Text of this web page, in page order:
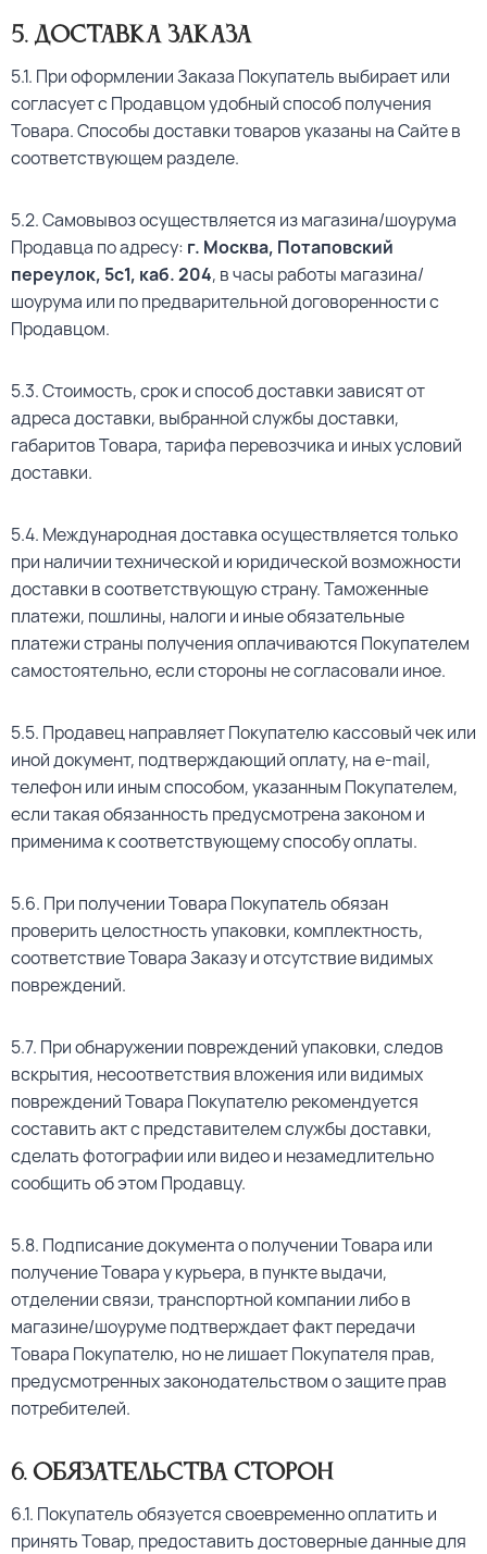
5. Доставка Заказа
5.1. При оформлении Заказа Покупатель выбирает или
согласует с Продавцом удобный способ получения
Товара. Способы доставки товаров указаны на Сайте в
соответствующем разделе.
5.2. Самовывоз осуществляется из магазина/шоурума
Продавца по адресу: г. Москва, Потаповский
переулок, 5с1, каб. 204, в часы работы магазина/
шоурума или по предварительной договоренности с
Продавцом.
5.3. Стоимость, срок и способ доставки зависят от
адреса доставки, выбранной службы доставки,
габаритов Товара, тарифа перевозчика и иных условий
доставки.
5.4. Международная доставка осуществляется только
при наличии технической и юридической возможности
доставки в соответствующую страну. Таможенные
платежи, пошлины, налоги и иные обязательные
платежи страны получения оплачиваются Покупателем
самостоятельно, если стороны не согласовали иное.
5.5. Продавец направляет Покупателю кассовый чек или
иной документ, подтверждающий оплату, на e-mail,
телефон или иным способом, указанным Покупателем,
если такая обязанность предусмотрена законом и
применима к соответствующему способу оплаты.
5.6. При получении Товара Покупатель обязан
проверить целостность упаковки, комплектность,
соответствие Товара Заказу и отсутствие видимых
повреждений.
5.7. При обнаружении повреждений упаковки, следов
вскрытия, несоответствия вложения или видимых
повреждений Товара Покупателю рекомендуется
составить акт с представителем службы доставки,
сделать фотографии или видео и незамедлительно
сообщить об этом Продавцу.
5.8. Подписание документа о получении Товара или
получение Товара у курьера, в пункте выдачи,
отделении связи, транспортной компании либо в
магазине/шоуруме подтверждает факт передачи
Товара Покупателю, но не лишает Покупателя прав,
предусмотренных законодательством о защите прав
потребителей.
6. Обязательства сторон
6.1. Покупатель обязуется своевременно оплатить и
принять Товар, предоставить достоверные данные для